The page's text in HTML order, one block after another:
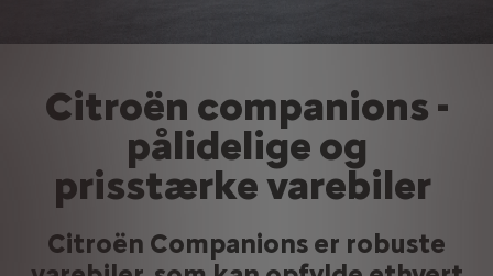
Citroën companions -
pålidelige og
prisstærke varebiler
Citroën Companions er robuste